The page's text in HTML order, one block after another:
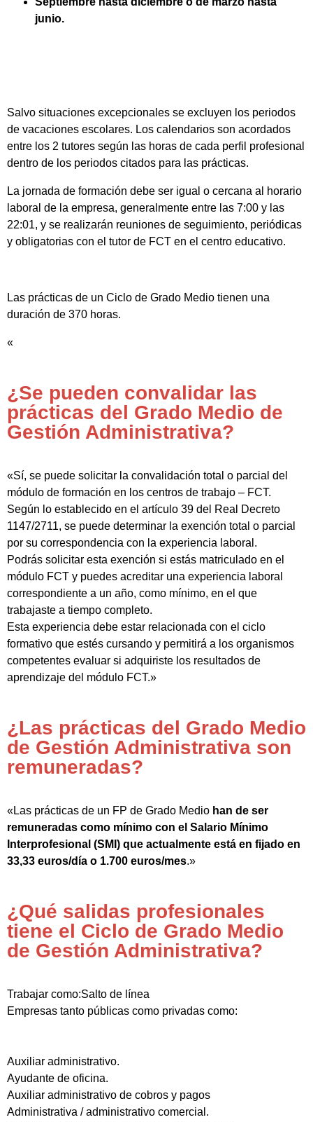
junio.
Salvo situaciones excepcionales se excluyen los periodos
de vacaciones escolares. Los calendarios son acordados
entre los 2 tutores según las horas de cada perfil profesional
dentro de los periodos citados para las prácticas.
La jornada de formación debe ser igual o cercana al horario
laboral de la empresa, generalmente entre las 7:00 y las
22:01, y se realizarán reuniones de seguimiento, periódicas
y obligatorias con el tutor de FCT en el centro educativo.
Las prácticas de un Ciclo de Grado Medio tienen una
duración de 370 horas.
«
¿Se pueden convalidar las
prácticas del Grado Medio de
Gestión Administrativa?
«Sí, se puede solicitar la convalidación total o parcial del
módulo de formación en los centros de trabajo – FCT.
Según lo establecido en el artículo 39 del Real Decreto
1147/2711, se puede determinar la exención total o parcial
por su correspondencia con la experiencia laboral.
Podrás solicitar esta exención si estás matriculado en el
módulo FCT y puedes acreditar una experiencia laboral
correspondiente a un año, como mínimo, en el que
trabajaste a tiempo completo.
Esta experiencia debe estar relacionada con el ciclo
formativo que estés cursando y permitirá a los organismos
competentes evaluar si adquiriste los resultados de
aprendizaje del módulo FCT.»
¿Las prácticas del Grado Medio
de Gestión Administrativa son
remuneradas?
«Las prácticas de un FP de Grado Medio han de ser
remuneradas como mínimo con el Salario Mínimo
Interprofesional (SMI) que actualmente está en fijado en
33,33 euros/día o 1.700 euros/mes.»
¿Qué salidas profesionales
tiene el Ciclo de Grado Medio
de Gestión Administrativa?
Trabajar como:Salto de línea
Empresas tanto públicas como privadas como:
Auxiliar administrativo.
Ayudante de oficina.
Auxiliar administrativo de cobros y pagos
Administrativa / administrativo comercial.